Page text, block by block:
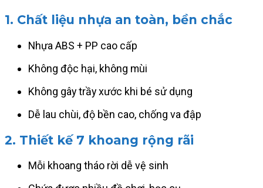
1. Chất liệu nhựa an toàn, bền chắc
Nhựa ABS + PP cao cấp
Không độc hại, không mùi
Không gây trầy xước khi bé sử dụng
Dễ lau chùi, độ bền cao, chống va đập
2. Thiết kế 7 khoang rộng rãi
Mỗi khoang tháo rời dễ vệ sinh